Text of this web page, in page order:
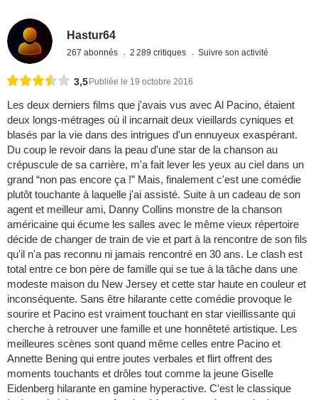
Hastur64
267 abonnés 2 289 critiques Suivre son activité
3,5 Publiée le 19 octobre 2016
Les deux derniers films que j'avais vus avec Al Pacino, étaient
deux longs-métrages où il incarnait deux vieillards cyniques et
blasés par la vie dans des intrigues d'un ennuyeux exaspérant.
Du coup le revoir dans la peau d'une star de la chanson au
crépuscule de sa carrière, m'a fait lever les yeux au ciel dans un
grand “non pas encore ça !” Mais, finalement c'est une comédie
plutôt touchante à laquelle j'ai assisté. Suite à un cadeau de son
agent et meilleur ami, Danny Collins monstre de la chanson
américaine qui écume les salles avec le même vieux répertoire
décide de changer de train de vie et part à la rencontre de son fils
qu'il n'a pas reconnu ni jamais rencontré en 30 ans. Le clash est
total entre ce bon père de famille qui se tue à la tâche dans une
modeste maison du New Jersey et cette star haute en couleur et
inconséquente. Sans être hilarante cette comédie provoque le
sourire et Pacino est vraiment touchant en star vieillissante qui
cherche à retrouver une famille et une honnêteté artistique. Les
meilleures scènes sont quand même celles entre Pacino et
Annette Bening qui entre joutes verbales et flirt offrent des
moments touchants et drôles tout comme la jeune Giselle
Eidenberg hilarante en gamine hyperactive. C'est le classique